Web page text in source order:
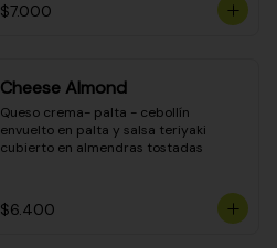
$7.000
Cheese Almond
Queso crema- palta - cebollín
envuelto en palta y salsa teriyaki
cubierto en almendras tostadas
$6.400